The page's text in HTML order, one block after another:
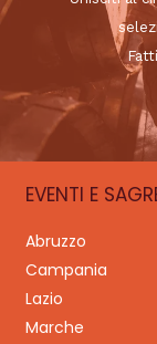
EVENTI E
Abruzzo
Campania
Lazio
Marche